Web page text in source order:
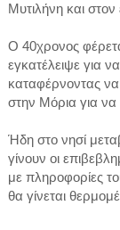
Μυτιλήνη και
Ο 40χρονος
εγκατέλειψε για
καταφέρνοντας
στην Μόρια για να
Ήδη στο νησί
γίνουν οι
με πληροφορίες
θα γίνεται